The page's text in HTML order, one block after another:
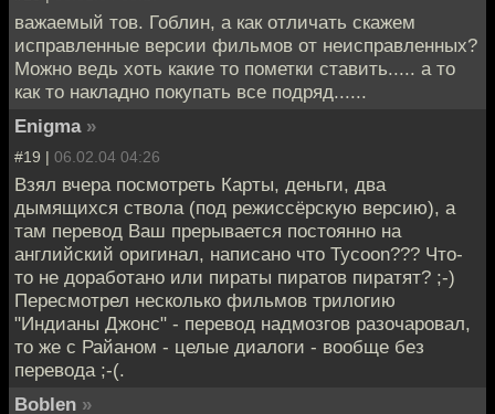
важаемый тов. Гоблин, а как отличать скажем
исправленные версии фильмов от неисправленных?
Можно ведь хоть какие то пометки ставить..... а то
как то накладно покупать все подряд......
Enigma »
#19 | 06.02.04 04:26
Взял вчера посмотреть Карты, деньги, два
дымящихся ствола (под режиссёрскую версию), а
там перевод Ваш прерывается постоянно на
английский оригинал, написано что Tycoon??? Что-
то не доработано или пираты пиратов пиратят? ;-)
Пересмотрел несколько фильмов трилогию
"Индианы Джонс" - перевод надмозгов разочаровал,
то же с Райаном - целые диалоги - вообще без
перевода ;-(.
Boblen »